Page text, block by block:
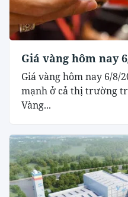
Giá vàng hôm nay
Giá vàng hôm nay 6/8/
mạnh ở cả thị trường
Vàng...